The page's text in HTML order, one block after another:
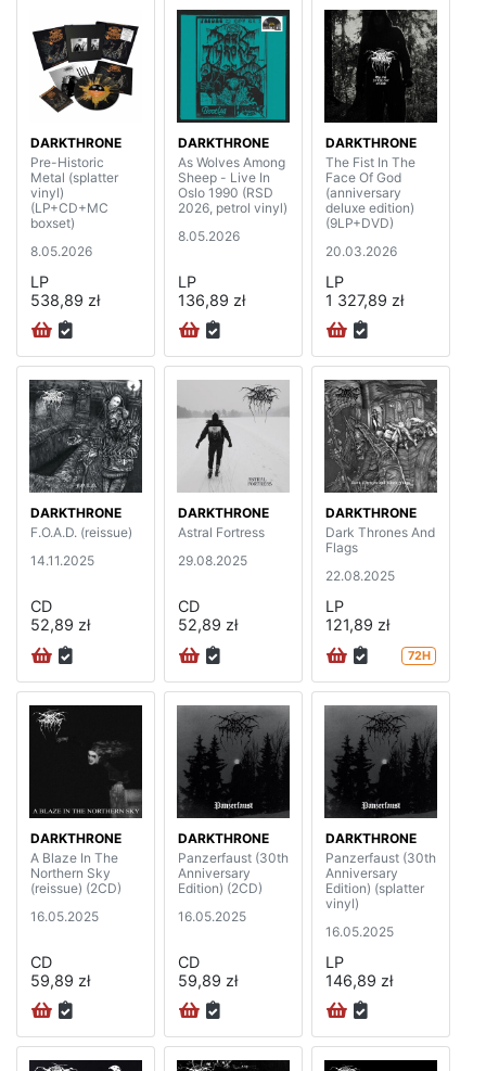
DARKTHRONE
Pre-Historic
Metal (splatter
vinyl)
(LP+CD+MC
boxset)
8.05.2026
LP
538,89 zł
DARKTHRONE
As Wolves Among
Sheep - Live In
Oslo 1990 (RSD
2026, petrol vinyl)
8.05.2026
LP
136,89 zł
DARKTHRONE
The Fist In The
Face Of God
(anniversary
deluxe edition)
(9LP+DVD)
20.03.2026
LP
1 327,89 zł
DARKTHRONE
F.O.A.D. (reissue)
14.11.2025
CD
52,89 zł
DARKTHRONE
Astral Fortress
29.08.2025
CD
52,89 zł
DARKTHRONE
Dark Thrones And
Flags
22.08.2025
LP
121,89 zł
72H
DARKTHRONE
A Blaze In The
Northern Sky
(reissue) (2CD)
16.05.2025
CD
59,89 zł
DARKTHRONE
Panzerfaust (30th
Anniversary
Edition) (2CD)
16.05.2025
CD
59,89 zł
DARKTHRONE
Panzerfaust (30th
Anniversary
Edition) (splatter
vinyl)
16.05.2025
LP
146,89 zł